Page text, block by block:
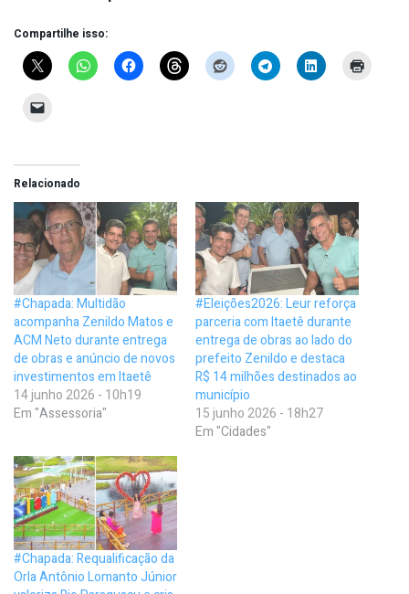
Compartilhe isso:
Relacionado
#Chapada: Multidão
acompanha Zenildo Matos e
ACM Neto durante entrega
de obras e anúncio de novos
investimentos em Itaetê
14 junho 2026 - 10h19
Em "Assessoria"
#Eleições2026: Leur reforça
parceria com Itaetê durante
entrega de obras ao lado do
prefeito Zenildo e destaca
R$ 14 milhões destinados ao
município
15 junho 2026 - 18h27
Em "Cidades"
#Chapada: Requalificação da
Orla Antônio Lomanto Júnior